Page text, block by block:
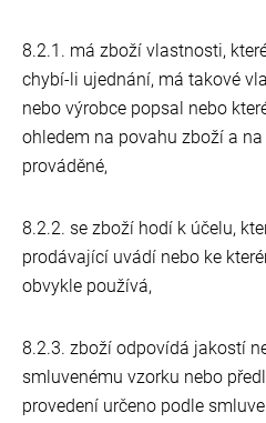
8.2.1. má zboží vlastnosti,
chybí-li ujednání, má takové
nebo výrobce popsal nebo
ohledem na povahu zboží a
prováděné,
8.2.2. se zboží hodí k účelu,
prodávající uvádí nebo ke
obvykle používá,
8.2.3. zboží odpovídá jakostí
smluvenému vzorku nebo
provedení určeno podle